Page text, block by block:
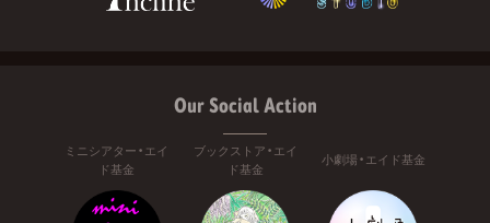
Our Social Action
ミニシアター・エイ
ド基金
ブックストア・エイ
ド基金
小劇場・エイド基金